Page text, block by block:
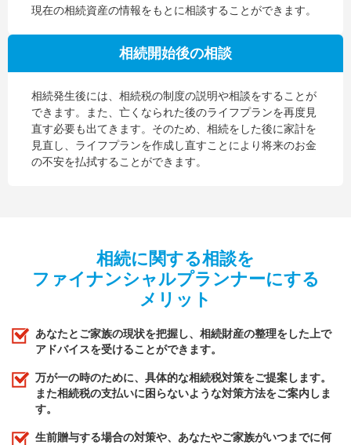
現在の相続資産の情報をもとに相談することができます。
相続開始後の相談
相続発生後には、相続税の制度の説明や相談をすることが
できます。また、亡くなられた後のライフプランを再度見
直す必要も出てきます。そのため、相続をした後に家計を
見直し、ライフプランを作成し直すことにより将来のお金
の不安を払拭することができます。
相続に関する相談を
ファイナンシャルプランナーにする
メリット
あなたとご家族の現状を把握し、相続財産の整理をした上で
アドバイスを受けることができます。
万が一の時のために、具体的な相続税対策をご提案します。
また相続税の支払いに困らないような対策方法をご案内しま
す。
生前贈与する場合の対策や、あなたやご家族がいつまでに何